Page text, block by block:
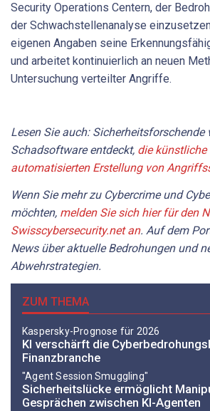
Security Operations Centern, der
der Schwachstellenanalyse
eigenen Angaben seine
und arbeitet kontinuierlich an neuen
Untersuchung verteilter Angriffe.
Lesen Sie auch: Sicherheitsforschende
Schadsoftware entdeckt, die
automatisierten Erstellung von
Wenn Sie mehr zu Cybercrime und
möchten, melden Sie sich hier für den
Swisscybersecurity.net an. Auf dem
News über aktuelle Bedrohungen und
Abwehrstrategien.
ZUM THEMA
Kaspersky-Prognose für 2026
KI verschärft die
Finanzbranche
"Agent Session Smuggling"
Sicherheitslücke ermöglicht
Gesprächen zwischen KI-Agenten